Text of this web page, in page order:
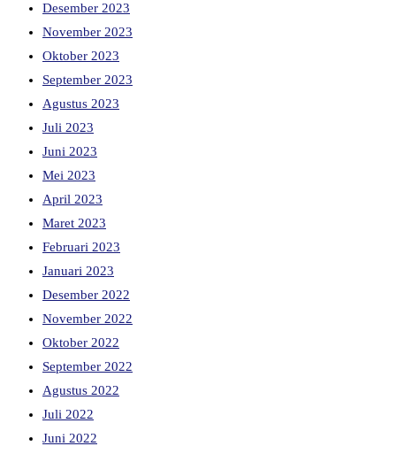
Desember 2023
November 2023
Oktober 2023
September 2023
Agustus 2023
Juli 2023
Juni 2023
Mei 2023
April 2023
Maret 2023
Februari 2023
Januari 2023
Desember 2022
November 2022
Oktober 2022
September 2022
Agustus 2022
Juli 2022
Juni 2022